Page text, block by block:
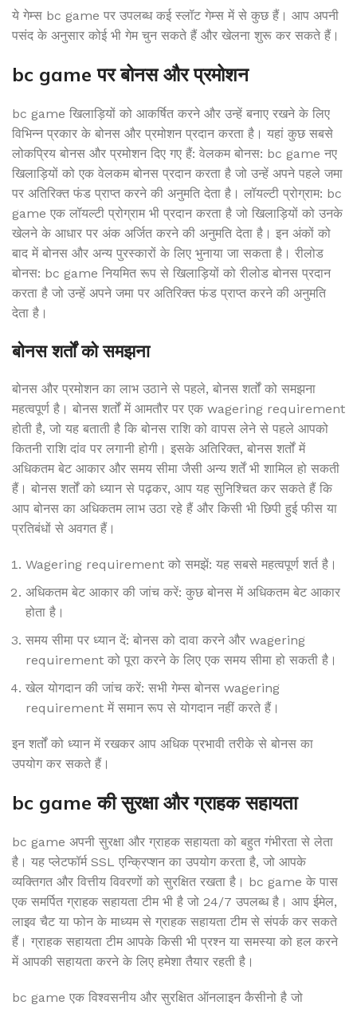
ये गेम्स bc game पर उपलब्ध कई स्लॉट गेम्स में से कुछ हैं। आप अपनी
पसंद के अनुसार कोई भी गेम चुन सकते हैं और खेलना शुरू कर सकते हैं।
bc game पर बोनस और प्रमोशन
bc game खिलाड़ियों को आकर्षित करने और उन्हें बनाए रखने के लिए
विभिन्न प्रकार के बोनस और प्रमोशन प्रदान करता है। यहां कुछ सबसे
लोकप्रिय बोनस और प्रमोशन दिए गए हैं: वेलकम बोनस: bc game नए
खिलाड़ियों को एक वेलकम बोनस प्रदान करता है जो उन्हें अपने पहले जमा
पर अतिरिक्त फंड प्राप्त करने की अनुमति देता है। लॉयल्टी प्रोग्राम: bc
game एक लॉयल्टी प्रोग्राम भी प्रदान करता है जो खिलाड़ियों को उनके
खेलने के आधार पर अंक अर्जित करने की अनुमति देता है। इन अंकों को
बाद में बोनस और अन्य पुरस्कारों के लिए भुनाया जा सकता है। रीलोड
बोनस: bc game नियमित रूप से खिलाड़ियों को रीलोड बोनस प्रदान
करता है जो उन्हें अपने जमा पर अतिरिक्त फंड प्राप्त करने की अनुमति
देता है।
बोनस शर्तों को समझना
बोनस और प्रमोशन का लाभ उठाने से पहले, बोनस शर्तों को समझना
महत्वपूर्ण है। बोनस शर्तों में आमतौर पर एक wagering requirement
होती है, जो यह बताती है कि बोनस राशि को वापस लेने से पहले आपको
कितनी राशि दांव पर लगानी होगी। इसके अतिरिक्त, बोनस शर्तों में
अधिकतम बेट आकार और समय सीमा जैसी अन्य शर्तें भी शामिल हो सकती
हैं। बोनस शर्तों को ध्यान से पढ़कर, आप यह सुनिश्चित कर सकते हैं कि
आप बोनस का अधिकतम लाभ उठा रहे हैं और किसी भी छिपी हुई फीस या
प्रतिबंधों से अवगत हैं।
Wagering requirement को समझें: यह सबसे महत्वपूर्ण शर्त है।
अधिकतम बेट आकार की जांच करें: कुछ बोनस में अधिकतम बेट आकार
होता है।
समय सीमा पर ध्यान दें: बोनस को दावा करने और wagering
requirement को पूरा करने के लिए एक समय सीमा हो सकती है।
खेल योगदान की जांच करें: सभी गेम्स बोनस wagering
requirement में समान रूप से योगदान नहीं करते हैं।
इन शर्तों को ध्यान में रखकर आप अधिक प्रभावी तरीके से बोनस का
उपयोग कर सकते हैं।
bc game की सुरक्षा और ग्राहक सहायता
bc game अपनी सुरक्षा और ग्राहक सहायता को बहुत गंभीरता से लेता
है। यह प्लेटफॉर्म SSL एन्क्रिप्शन का उपयोग करता है, जो आपके
व्यक्तिगत और वित्तीय विवरणों को सुरक्षित रखता है। bc game के पास
एक समर्पित ग्राहक सहायता टीम भी है जो 24/7 उपलब्ध है। आप ईमेल,
लाइव चैट या फोन के माध्यम से ग्राहक सहायता टीम से संपर्क कर सकते
हैं। ग्राहक सहायता टीम आपके किसी भी प्रश्न या समस्या को हल करने
में आपकी सहायता करने के लिए हमेशा तैयार रहती है।
bc game एक विश्वसनीय और सुरक्षित ऑनलाइन कैसीनो है जो